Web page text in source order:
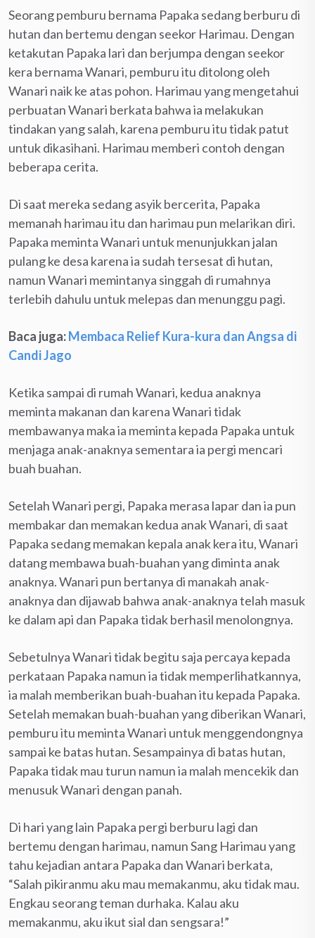
Seorang pemburu bernama Papaka sedang berburu di
hutan dan bertemu dengan seekor Harimau. Dengan
ketakutan Papaka lari dan berjumpa dengan seekor
kera bernama Wanari, pemburu itu ditolong oleh
Wanari naik ke atas pohon. Harimau yang mengetahui
perbuatan Wanari berkata bahwa ia melakukan
tindakan yang salah, karena pemburu itu tidak patut
untuk dikasihani. Harimau memberi contoh dengan
beberapa cerita.
Di saat mereka sedang asyik bercerita, Papaka
memanah harimau itu dan harimau pun melarikan diri.
Papaka meminta Wanari untuk menunjukkan jalan
pulang ke desa karena ia sudah tersesat di hutan,
namun Wanari memintanya singgah di rumahnya
terlebih dahulu untuk melepas dan menunggu pagi.
Baca juga:Membaca Relief Kura-kura dan Angsa di
Candi Jago
Ketika sampai di rumah Wanari, kedua anaknya
meminta makanan dan karena Wanari tidak
membawanya maka ia meminta kepada Papaka untuk
menjaga anak-anaknya sementara ia pergi mencari
buah buahan.
Setelah Wanari pergi, Papaka merasa lapar dan ia pun
membakar dan memakan kedua anak Wanari, di saat
Papaka sedang memakan kepala anak kera itu, Wanari
datang membawa buah-buahan yang diminta anak
anaknya. Wanari pun bertanya di manakah anak-
anaknya dan dijawab bahwa anak-anaknya telah masuk
ke dalam api dan Papaka tidak berhasil menolongnya.
Sebetulnya Wanari tidak begitu saja percaya kepada
perkataan Papaka namun ia tidak memperlihatkannya,
ia malah memberikan buah-buahan itu kepada Papaka.
Setelah memakan buah-buahan yang diberikan Wanari,
pemburu itu meminta Wanari untuk menggendongnya
sampai ke batas hutan. Sesampainya di batas hutan,
Papaka tidak mau turun namun ia malah mencekik dan
menusuk Wanari dengan panah.
Di hari yang lain Papaka pergi berburu lagi dan
bertemu dengan harimau, namun Sang Harimau yang
tahu kejadian antara Papaka dan Wanari berkata,
“Salah pikiranmu aku mau memakanmu, aku tidak mau.
Engkau seorang teman durhaka. Kalau aku
memakanmu, aku ikut sial dan sengsara!”